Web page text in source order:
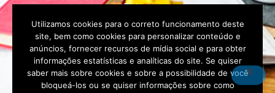
Outros
Blog
Contato
Política de Privacidade
DOAR
Utilizamos cookies para o correto funcionamento deste
site, bem como cookies para personalizar conteúdo e
anúncios, fornecer recursos de mídia social e para obter
informações estatísticas e analíticas do site. Se quiser
saber mais sobre cookies e sobre a possibilidade de você
bloqueá-los ou se quiser informações sobre como